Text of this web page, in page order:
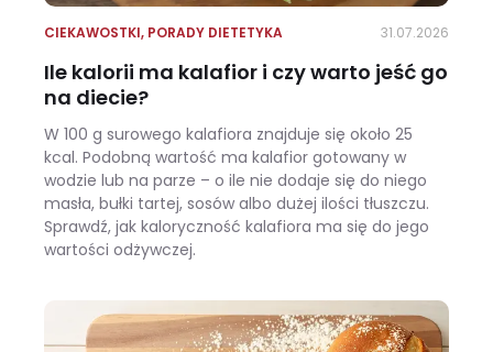
CIEKAWOSTKI, PORADY DIETETYKA 31.07.2026
Ile kalorii ma kalafior i czy warto jeść go
na diecie?
W 100 g surowego kalafiora znajduje się około 25
kcal. Podobną wartość ma kalafior gotowany w
wodzie lub na parze – o ile nie dodaje się do niego
masła, bułki tartej, sosów albo dużej ilości tłuszczu.
Sprawdź, jak kaloryczność kalafiora ma się do jego
wartości odżywczej.